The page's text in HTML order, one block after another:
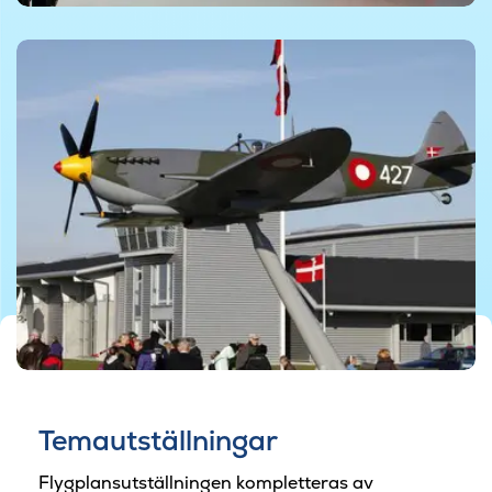
© Danmarks Flymuseum
Temautställningar
Flygplansutställningen kompletteras av